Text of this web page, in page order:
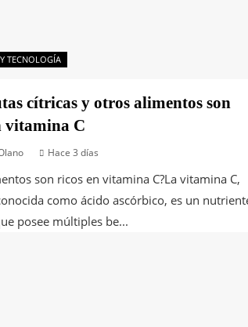
TECNOLOGÍA
cítricas y otros alimentos son
vitamina C
Hace 3 días
son ricos en vitamina C?La vitamina C,
como ácido ascórbico, es un
posee múltiples be...